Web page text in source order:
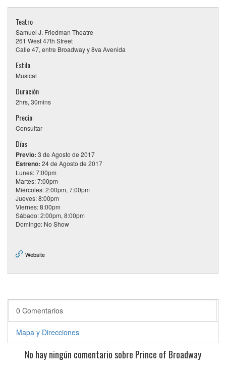
Teatro
Samuel J. Friedman Theatre
261 West 47th Street
Calle 47, entre Broadway y 8va Avenida
Estilo
Musical
Duración
2hrs, 30mins
Precio
Consultar
Días
Previo: 3 de Agosto de 2017
Estreno: 24 de Agosto de 2017
Lunes: 7:00pm
Martes: 7:00pm
Miércoles: 2:00pm, 7:00pm
Jueves: 8:00pm
Viernes: 8:00pm
Sábado: 2:00pm, 8:00pm
Domingo: No Show
Website
0 Comentarios
Mapa y Direcciones
No hay ningún comentario sobre Prince of Broadway